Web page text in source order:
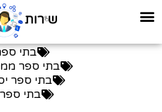
בתי ספר
בתי ספר
בתי ספר
בתי ספר